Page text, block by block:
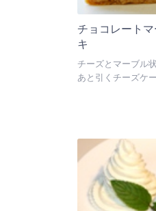
チョコレート
キ
チーズとマーブル
あと引くチーズケー